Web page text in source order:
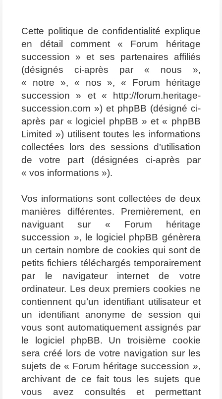
Cette politique de confidentialité explique
en détail comment « Forum héritage
succession » et ses partenaires affiliés
(désignés ci-après par « nous »,
« notre », « nos », « Forum héritage
succession » et « http://forum.heritage-
succession.com ») et phpBB (désigné ci-
après par « logiciel phpBB » et « phpBB
Limited ») utilisent toutes les informations
collectées lors des sessions d’utilisation
de votre part (désignées ci-après par
« vos informations »).
Vos informations sont collectées de deux
manières différentes. Premièrement, en
naviguant sur « Forum héritage
succession », le logiciel phpBB génèrera
un certain nombre de cookies qui sont de
petits fichiers téléchargés temporairement
par le navigateur internet de votre
ordinateur. Les deux premiers cookies ne
contiennent qu’un identifiant utilisateur et
un identifiant anonyme de session qui
vous sont automatiquement assignés par
le logiciel phpBB. Un troisième cookie
sera créé lors de votre navigation sur les
sujets de « Forum héritage succession »,
archivant de ce fait tous les sujets que
vous avez consultés et permettant